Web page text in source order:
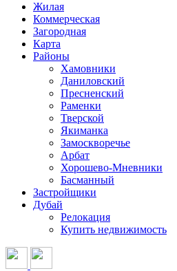
Жилая
Коммерческая
Загородная
Карта
Районы
Хамовники
Даниловский
Пресненский
Раменки
Тверской
Якиманка
Замоскворечье
Арбат
Хорошево-Мневники
Басманный
Застройщики
Дубай
Релокация
Купить недвижимость